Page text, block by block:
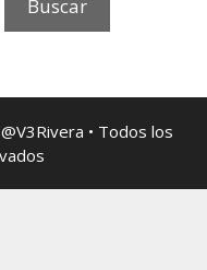
• Todos los